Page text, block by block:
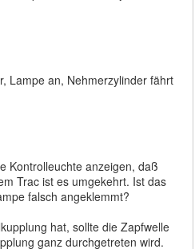
Lampe an, Nehmerzylinder fährt
Kontrolleuchte anzeigen, daß
Trac ist es umgekehrt. Ist das
falsch angeklemmt?
hat, sollte die Zapfwelle
ganz durchgetreten wird.